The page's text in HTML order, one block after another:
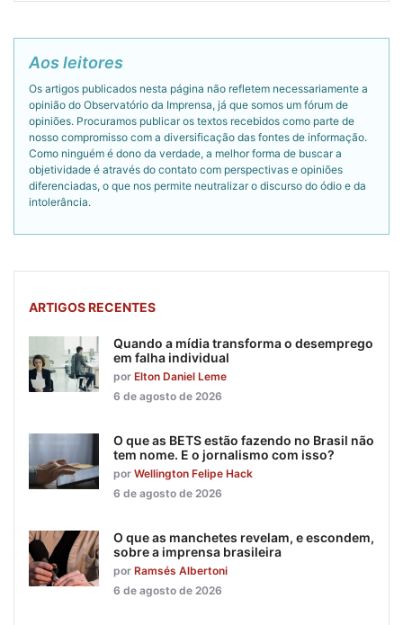
Aos leitores
Os artigos publicados nesta página não refletem necessariamente a
opinião do Observatório da Imprensa, já que somos um fórum de
opiniões. Procuramos publicar os textos recebidos como parte de
nosso compromisso com a diversificação das fontes de informação.
Como ninguém é dono da verdade, a melhor forma de buscar a
objetividade é através do contato com perspectivas e opiniões
diferenciadas, o que nos permite neutralizar o discurso do ódio e da
intolerância.
ARTIGOS RECENTES
Quando a mídia transforma o desemprego
em falha individual
por Elton Daniel Leme
6 de agosto de 2026
O que as BETS estão fazendo no Brasil não
tem nome. E o jornalismo com isso?
por Wellington Felipe Hack
6 de agosto de 2026
O que as manchetes revelam, e escondem,
sobre a imprensa brasileira
por Ramsés Albertoni
6 de agosto de 2026